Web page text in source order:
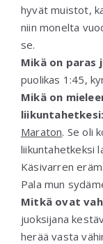
hyvät muistot,
niin monelta
se.
Mikä on paras
puolikas 1:45,
Mikä on
liikuntahetkesi:
Maraton. Se oli
liikuntahetkeksi
Käsivarren
Pala mun
Mitkä ovat
juoksijana
herää vasta